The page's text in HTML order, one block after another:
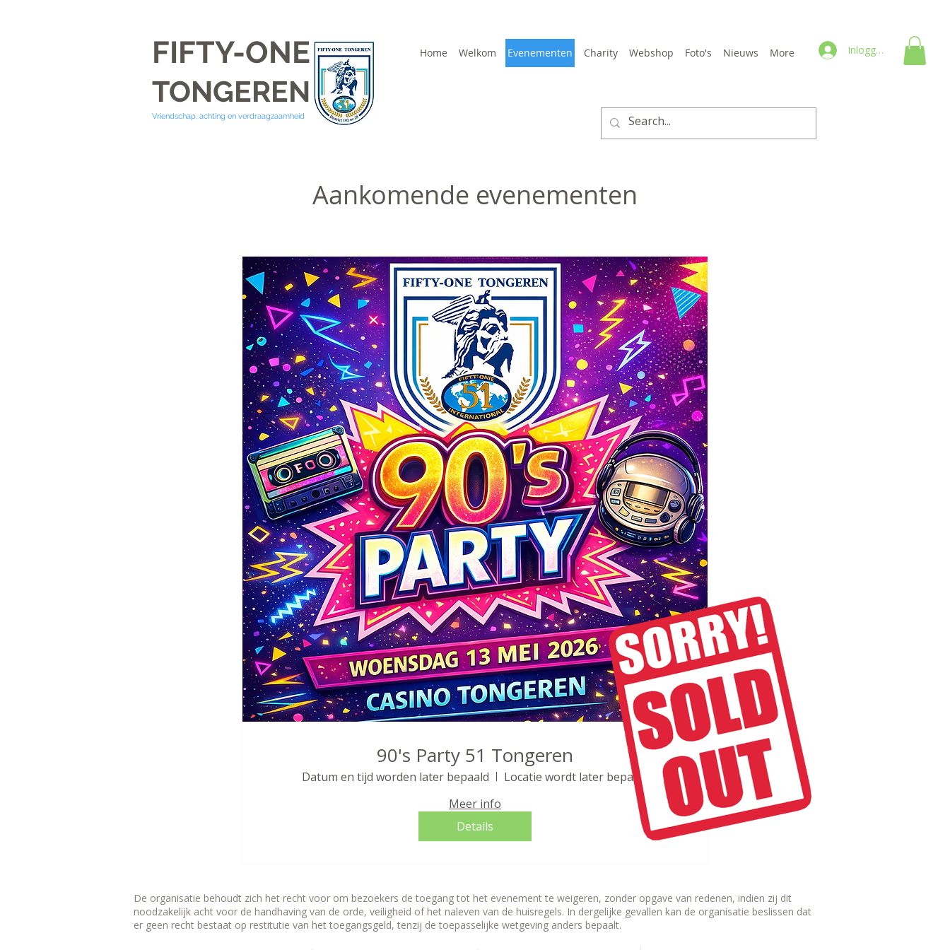
FIFTY-ONE
TONGEREN
Vriendschap, achting en verdraagzaamheid
Home Welkom Evenementen Charity Webshop Foto's Nieuws More Inloggen
Aankomende evenementen
90's Party 51 Tongeren
Datum en tijd worden later bepaald
Locatie wordt later bepaald
Meer info
Details
De organisatie behoudt zich het recht voor om bezoekers de toegang tot het evenement te weigeren, zonder opgave van redenen, indien zij dit
noodzakelijk acht voor de handhaving van de orde, veiligheid of het naleven van de huisregels. In dergelijke gevallen kan de organisatie beslissen dat
er geen recht bestaat op restitutie van het toegangsgeld, tenzij de toepasselijke wetgeving anders bepaalt.